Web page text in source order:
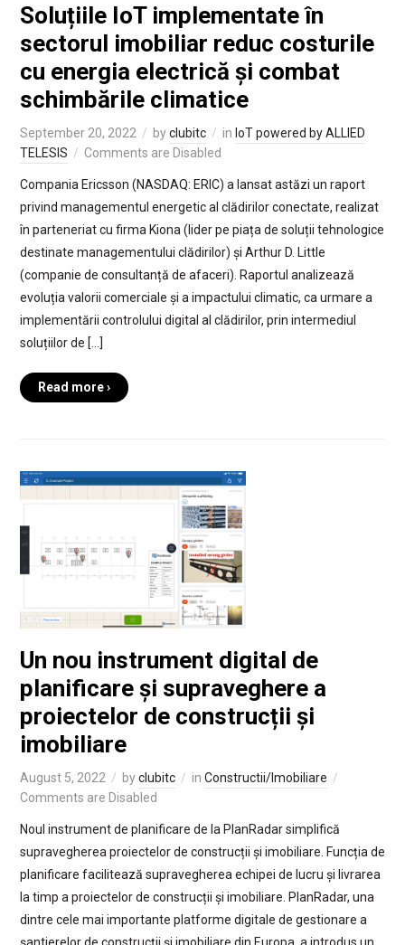
Soluțiile IoT implementate în
sectorul imobiliar reduc costurile
cu energia electrică și combat
schimbările climatice
September 20, 2022 byclubitc in IoT powered by ALLIED
TELESIS
Comments are Disabled
Compania Ericsson (NASDAQ: ERIC) a lansat astăzi un raport
privind managementul energetic al clădirilor conectate, realizat
în parteneriat cu firma Kiona (lider pe piața de soluții tehnologice
destinate managementului clădirilor) și Arthur D. Little
(companie de consultanță de afaceri). Raportul analizează
evoluția valorii comerciale și a impactului climatic, ca urmare a
implementării controlului digital al clădirilor, prin intermediul
soluțiilor de […]
Read more ›
Un nou instrument digital de
planificare și supraveghere a
proiectelor de construcții și
imobiliare
August 5, 2022 byclubitc in Constructii/Imobiliare
Comments are Disabled
Noul instrument de planificare de la PlanRadar simplifică
supravegherea proiectelor de construcții și imobiliare. Funcția de
planificare facilitează supravegherea echipei de lucru și livrarea
la timp a proiectelor de construcții și imobiliare. PlanRadar, una
dintre cele mai importante platforme digitale de gestionare a
șantierelor de construcții și imobiliare din Europa, a introdus un